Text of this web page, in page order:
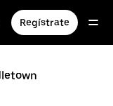
Regístrate